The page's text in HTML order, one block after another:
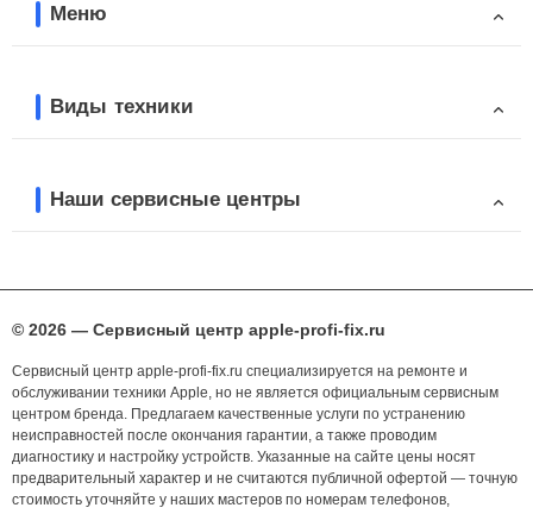
Меню
Виды техники
Наши сервисные центры
© 2026 — Сервисный центр apple-profi-fix.ru
Сервисный центр apple-profi-fix.ru специализируется на ремонте и
обслуживании техники Apple, но не является официальным сервисным
центром бренда. Предлагаем качественные услуги по устранению
неисправностей после окончания гарантии, а также проводим
диагностику и настройку устройств. Указанные на сайте цены носят
предварительный характер и не считаются публичной офертой — точную
стоимость уточняйте у наших мастеров по номерам телефонов,